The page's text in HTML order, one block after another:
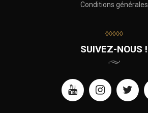
Conditions générales
◊◊◊◊◊
SUIVEZ-NOUS !